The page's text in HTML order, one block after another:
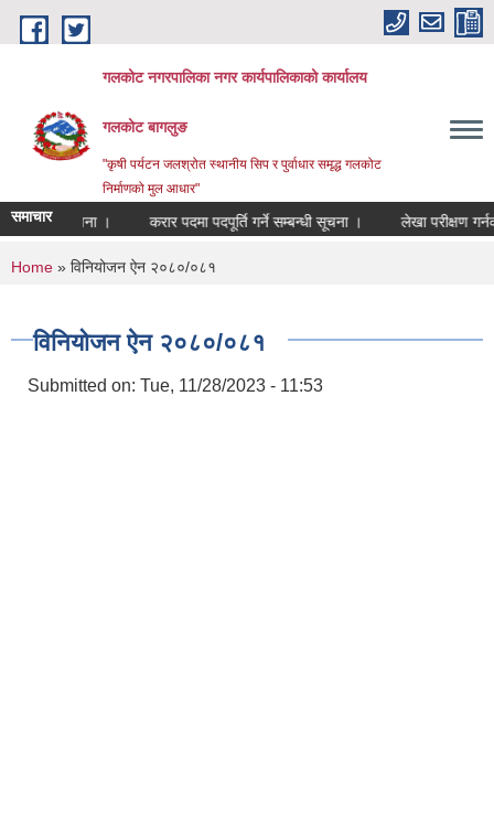
Skip to main content
गलकोट नगरपालिका नगर कार्यपालिकाको कार्यालय
गलकोट बागलुङ
"कृषी पर्यटन जलश्रोत स्थानीय सिप र पुर्वाधार समृद्ध गलकोट
निर्माणको मुल आधार"
समाचार
सम्बन्धी सूचना । करार पदमा पदपूर्ति गर्ने सम्बन्धी सूचना । लेखा परीक्षण
You are here
Home » विनियोजन ऐन २०८०/०८१
विनियोजन ऐन २०८०/०८१
Submitted on: Tue, 11/28/2023 - 11:53